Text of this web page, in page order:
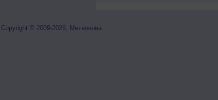
Copyright © 2009-2026, Метеонова